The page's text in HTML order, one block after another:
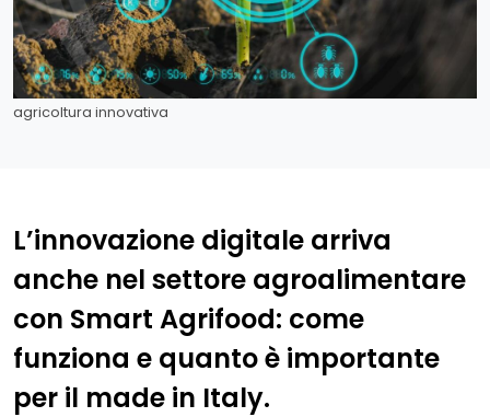
agricoltura innovativa
L’innovazione digitale arriva
anche nel settore agroalimentare
con Smart Agrifood: come
funziona e quanto è importante
per il made in Italy.